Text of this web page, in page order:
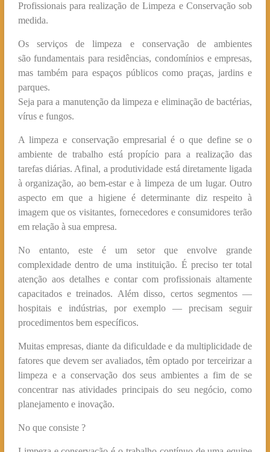
Profissionais para realização de Limpeza e Conservação sob
medida.
Os serviços de limpeza e conservação de ambientes
são fundamentais para residências, condomínios e empresas,
mas também para espaços públicos como praças, jardins e
parques.
Seja para a manutenção da limpeza e eliminação de bactérias,
vírus e fungos.
A limpeza e conservação empresarial é o que define se o
ambiente de trabalho está propício para a realização das
tarefas diárias. Afinal, a produtividade está diretamente ligada
à organização, ao bem-estar e à limpeza de um lugar. Outro
aspecto em que a higiene é determinante diz respeito à
imagem que os visitantes, fornecedores e consumidores terão
em relação à sua empresa.
No entanto, este é um setor que envolve grande
complexidade dentro de uma instituição. É preciso ter total
atenção aos detalhes e contar com profissionais altamente
capacitados e treinados. Além disso, certos segmentos —
hospitais e indústrias, por exemplo — precisam seguir
procedimentos bem específicos.
Muitas empresas, diante da dificuldade e da multiplicidade de
fatores que devem ser avaliados, têm optado por terceirizar a
limpeza e a conservação dos seus ambientes a fim de se
concentrar nas atividades principais do seu negócio, como
planejamento e inovação.
No que consiste ?